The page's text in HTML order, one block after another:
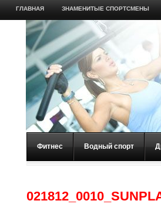
ГЛАВНАЯ ЗНАМЕНИТЫЕ СПОРТСМЕНЫ
Фитнес Водный спорт